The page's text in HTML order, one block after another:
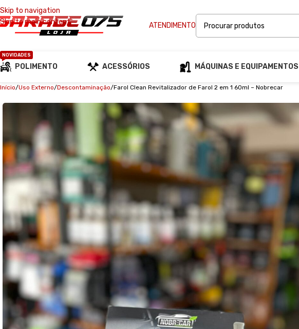
Skip to navigation
Skip to main content
ATENDIMENTO
POLIMENTO
NOVIDADES
ACESSÓRIOS MÁQUINAS E EQUIPAMENTOS
Início Uso Externo Descontaminação Farol Clean Revitalizador de Farol 2 em 1 60ml – Nobrecar